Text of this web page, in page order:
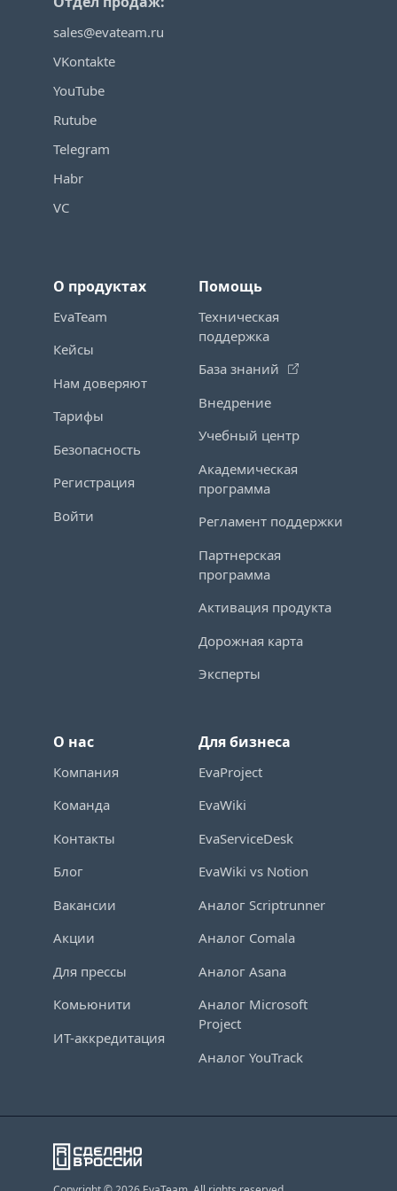
sales@evateam.ru
VKontakte
YouTube
Rutube
Telegram
Habr
VC
О продуктах
EvaTeam
Кейсы
Нам доверяют
Тарифы
Безопасность
Регистрация
Войти
Помощь
Техническая
поддержка
База знаний
Внедрение
Учебный центр
Академическая
программа
Регламент поддержки
Партнерская
программа
Активация продукта
Дорожная карта
Эксперты
О нас
Компания
Команда
Контакты
Блог
Вакансии
Акции
Для прессы
Комьюнити
ИТ-аккредитация
Для бизнеса
EvaProject
EvaWiki
EvaServiceDesk
EvaWiki vs Notion
Аналог Scriptrunner
Аналог Comala
Аналог Asana
Аналог Microsoft
Project
Аналог YouTrack